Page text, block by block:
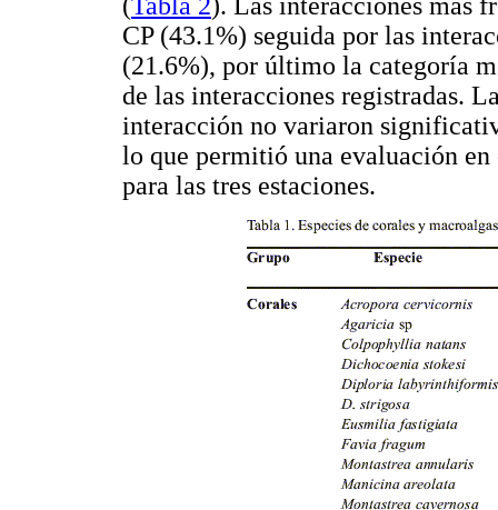
(Tabla 2). Las interacciones más
CP (43.1%) seguida por las
(21.6%), por último la categoría
de las interacciones registradas.
interacción no variaron
lo que permitió una evaluación
para las tres estaciones.